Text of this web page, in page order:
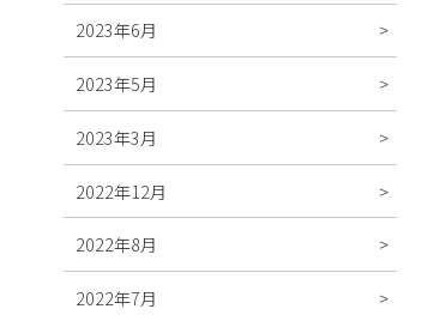
2023年6月
2023年5月
2023年3月
2022年12月
2022年8月
2022年7月